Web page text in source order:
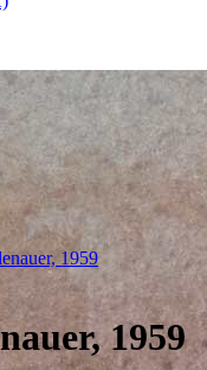
1959